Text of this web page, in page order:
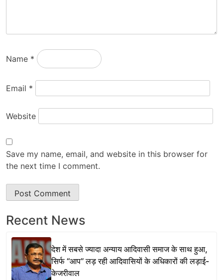
Name *
Email *
Website
Save my name, email, and website in this browser for
the next time I comment.
Recent News
देश में सबसे ज्यादा अन्याय आदिवासी समाज के साथ हुआ,
सिर्फ ‘‘आप’’ लड़ रही आदिवासियों के अधिकारों की लड़ाई-
केजरीवाल